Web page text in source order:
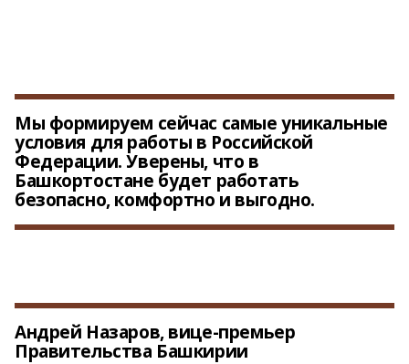
Мы формируем сейчас самые уникальные
условия для работы в Российской
Федерации. Уверены, что в
Башкортостане будет работать
безопасно, комфортно и выгодно.
Андрей Назаров, вице-премьер
Правительства Башкирии